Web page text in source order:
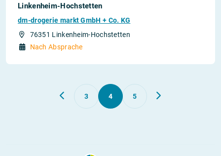
Linkenheim-Hochstetten
dm-drogerie markt GmbH + Co. KG
76351 Linkenheim-Hochstetten
Nach Absprache
3 4 5